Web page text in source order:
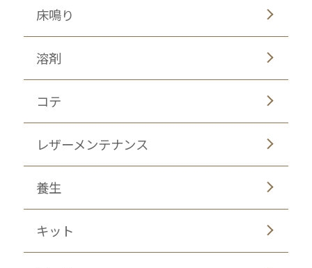
床鳴り
溶剤
コテ
レザーメンテナンス
養生
キット